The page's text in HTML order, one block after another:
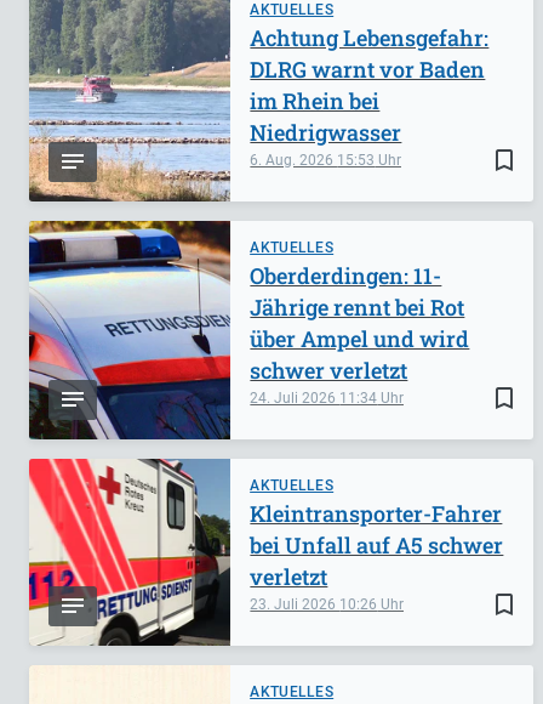
AKTUELLES
bookmark_border
6. Aug. 2026 15:53
Achtung Lebensgefahr:
DLRG warnt vor Baden
im Rhein bei
Niedrigwasser
AKTUELLES
bookmark_border
24. Juli 2026 11:34
Oberderdingen: 11-
Jährige rennt bei Rot
über Ampel und wird
schwer verletzt
AKTUELLES
bookmark_border
23. Juli 2026 10:26
Kleintransporter-Fahrer
bei Unfall auf A5 schwer
verletzt
AKTUELLES